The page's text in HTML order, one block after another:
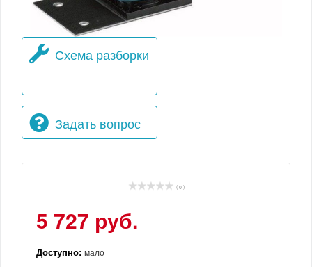
Схема разборки
Задать вопрос
( 0 )
5 727 руб.
Доступно: мало